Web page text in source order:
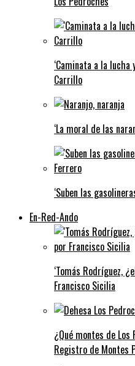
‘Caminata a la
Carrillo
‘La moral de las
‘Suben las
En-Red-Ando
‘Tomás Rodríguez,
Francisco Sicilia
¿Qué montes de
Registro de Montes